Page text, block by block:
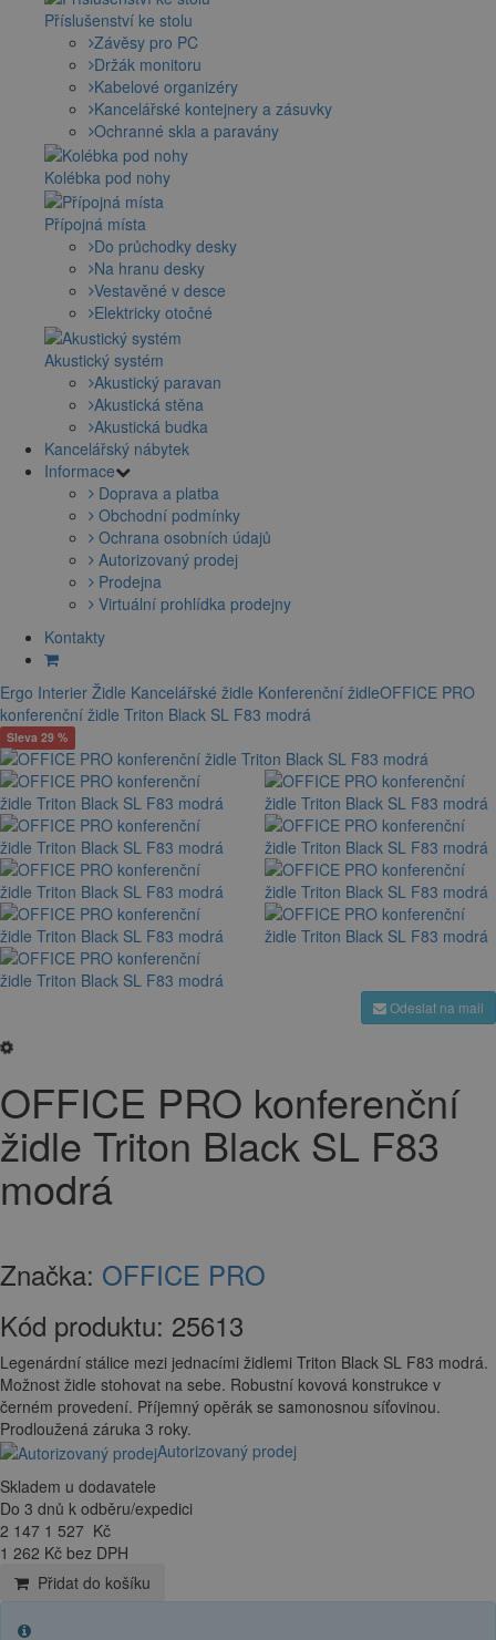
Příslušenství ke stolu
Závěsy pro PC
Držák monitoru
Kabelové organizéry
Kancelářské kontejnery a zásuvky
Ochranné skla a paravány
Kolébka pod nohy
Přípojná místa
Do průchodky desky
Na hranu desky
Vestavěné v desce
Elektricky otočné
Akustický systém
Akustický paravan
Akustická stěna
Akustická budka
Kancelářský nábytek
Informace
Doprava a platba
Obchodní podmínky
Ochrana osobních údajů
Autorizovaný prodej
Prodejna
Virtuální prohlídka prodejny
Kontakty
Ergo Interier Židle Kancelářské židle Konferenční židleOFFICE PRO
konferenční židle Triton Black SL F83 modrá
Sleva 29 %
Odeslat na mail
OFFICE PRO konferenční
židle Triton Black SL F83
modrá
Značka: OFFICE PRO
Kód produktu: 25613
Legenárdní stálice mezi jednacími židlemi Triton Black SL F83 modrá.
Možnost židle stohovat na sebe. Robustní kovová konstrukce v
černém provedení. Příjemný opěrák se samonosnou síťovinou.
Prodloužená záruka 3 roky.
Autorizovaný prodej
Skladem u dodavatele
Do 3 dnů k odběru/expedici
2 147 1 527 Kč
1 262 Kč bez DPH
Přidat do košíku